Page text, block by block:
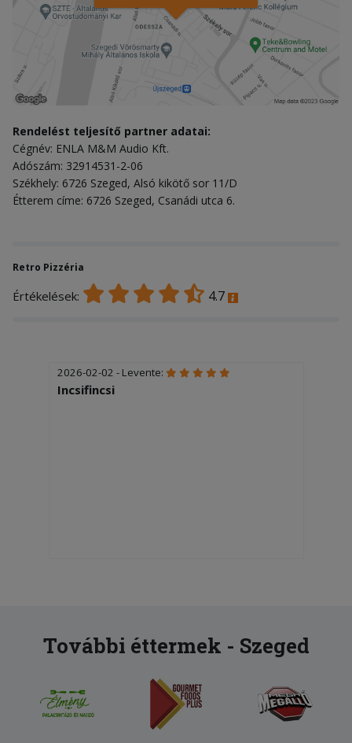
Rendelést teljesítő partner adatai:
Cégnév: ENLA M&M Audio Kft.
Adószám: 32914531-2-06
Székhely: 6726 Szeged, Alsó kikötő sor 11/D
Étterem címe: 6726 Szeged, Csanádi utca 6.
Retro Pizzéria
Értékelések: 4.7
2026-02-02 - Levente:
Incsifincsi
További éttermek - Szeged